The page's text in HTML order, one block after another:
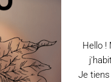
Hello !
Je